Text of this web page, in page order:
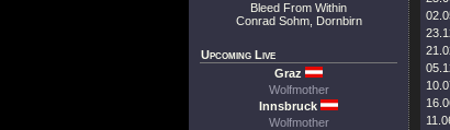
Bleed From Within
Conrad Sohm, Dornbirn
Upcoming Live
Graz
Wolfmother
Innsbruck
Wolfmother